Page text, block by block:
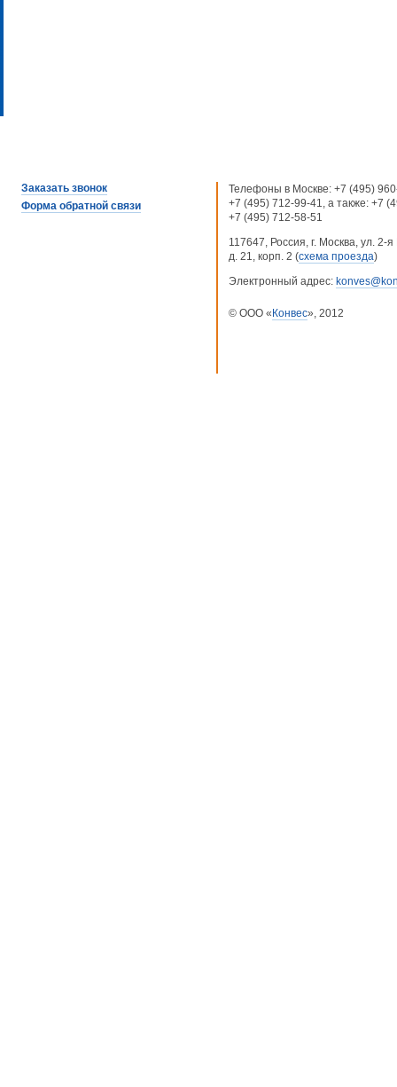
Заказать звонок
Форма обратной связи
Телефоны в Москве: +7 (495)
+7 (495) 712-99-41, а также: +7
+7 (495) 712-58-51
117647, Россия, г. Москва, ул. 2-
д. 21, корп. 2 (схема проезда)
Электронный адрес:
© ООО « Конвес», 2012